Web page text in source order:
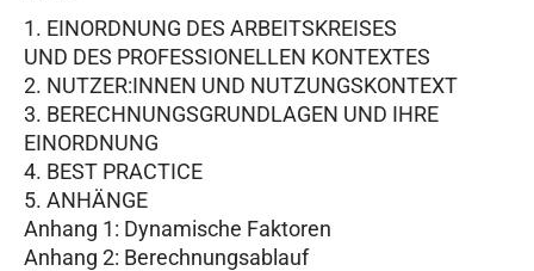
EINORDNUNG DES ARBEITSKREISES
UND DES PROFESSIONELLEN KONTEXTES
NUTZER:INNEN UND NUTZUNGSKONTEXT
BERECHNUNGSGRUNDLAGEN UND IHRE
EINORDNUNG
BEST PRACTICE
ANHÄNGE
Anhang 1: Dynamische Faktoren
Anhang 2: Berechnungsablauf